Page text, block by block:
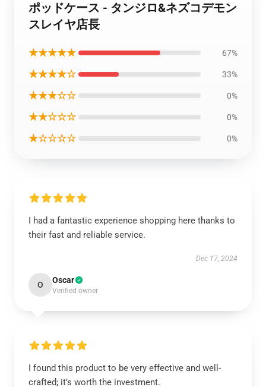
ポッドケース - タンジロ&ネズコデモン
スレイヤ店長
★★★★★ 67%
★★★★☆ 33%
★★★☆☆ 0%
★★☆☆☆ 0%
★☆☆☆☆ 0%
I had a fantastic experience shopping here thanks to
their fast and reliable service.
Dec 17, 2024
O Oscar
Verified owner
I found this product to be very effective and well-
crafted; it’s worth the investment.